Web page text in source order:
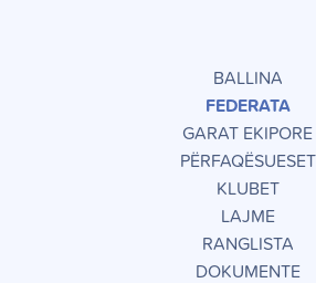
BALLINA
FEDERATA
GARAT EKIPORE
PËRFAQËSUESET
KLUBET
LAJME
RANGLISTA
DOKUMENTE